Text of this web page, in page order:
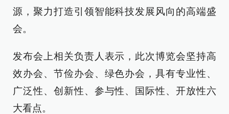
源，聚力打造引领智能科技发展风向的高端盛
会。
发布会上相关负责人表示，此次博览会坚持高
效办会、节俭办会、绿色办会，具有专业性、
广泛性、创新性、参与性、国际性、开放性六
大看点。